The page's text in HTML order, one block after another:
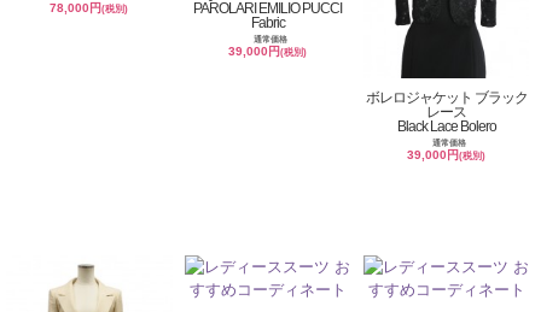
78,000円(税別)
PAROLARI EMILIO PUCCI
Fabric
通常価格
39,000円(税別)
ボレロジャケット ブラック
レース
Black Lace Bolero
通常価格
39,000円(税別)